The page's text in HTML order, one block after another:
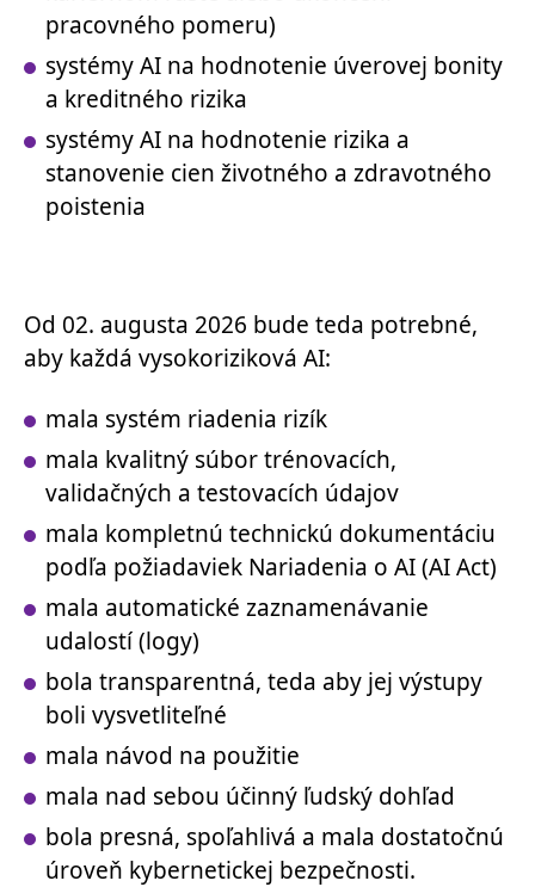
pracovného pomeru)
systémy AI na hodnotenie úverovej bonity
a kreditného rizika
systémy AI na hodnotenie rizika a
stanovenie cien životného a zdravotného
poistenia
Od 02. augusta 2026 bude teda potrebné,
aby každá vysokoriziková AI:
mala systém riadenia rizík
mala kvalitný súbor trénovacích,
validačných a testovacích údajov
mala kompletnú technickú dokumentáciu
podľa požiadaviek Nariadenia o AI (AI Act)
mala automatické zaznamenávanie
udalostí (logy)
bola transparentná, teda aby jej výstupy
boli vysvetliteľné
mala návod na použitie
mala nad sebou účinný ľudský dohľad
bola presná, spoľahlivá a mala dostatočnú
úroveň kybernetickej bezpečnosti.